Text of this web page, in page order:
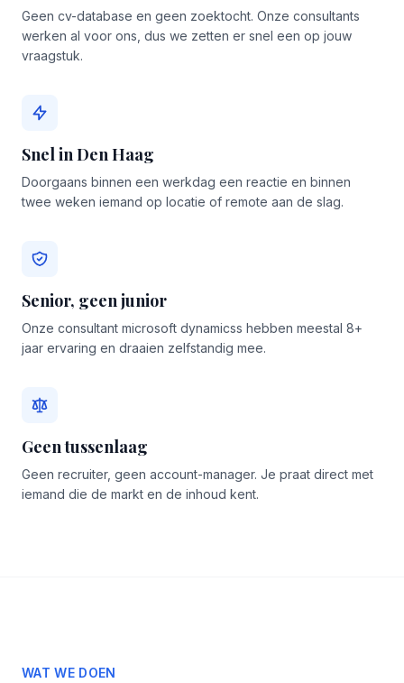
Geen cv-database en geen zoektocht. Onze consultants
werken al voor ons, dus we zetten er snel een op jouw
vraagstuk.
Snel in Den Haag
Doorgaans binnen een werkdag een reactie en binnen
twee weken iemand op locatie of remote aan de slag.
Senior, geen junior
Onze consultant microsoft dynamicss hebben meestal 8+
jaar ervaring en draaien zelfstandig mee.
Geen tussenlaag
Geen recruiter, geen account-manager. Je praat direct met
iemand die de markt en de inhoud kent.
WAT WE DOEN